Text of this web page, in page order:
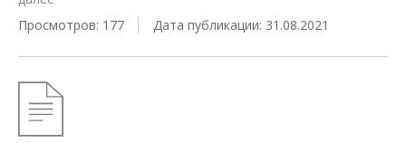
Просмотров: 177
Дата публикации: 31.08.2021